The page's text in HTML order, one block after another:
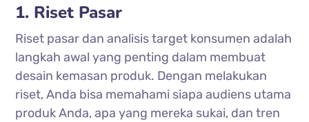
1. Riset Pasar
Riset pasar dan analisis target konsumen adalah
langkah awal yang penting dalam membuat
desain kemasan produk. Dengan melakukan
riset, Anda bisa memahami siapa audiens utama
produk Anda, apa yang mereka sukai, dan tren